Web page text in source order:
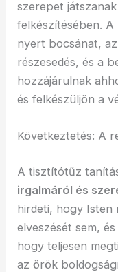
szerepet
felkészítésében. A
nyert bocsánat,
részesedés, és a
hozzájárulnak
és felkészüljön a
Következtetés: A
A tisztítótűz
irgalmáról és
hirdeti, hogy Isten
elveszését sem,
hogy teljesen
az örök